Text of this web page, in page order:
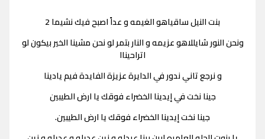
بنت النيل ساقياهو الغيمه و عداً اصبح فيك نشيما 2
ونحن النور شايللاهو عزيمه و النار بتمر لو نحن مشينا الخير بيكون لو
اتراحيناا
و نرجع تاني ندور في الدايرة عزيزة الفايدة فيم يادينا
جينا نخت في إيدينا الخضراء فوقك يا ارض الطيبين
جينا نخت إيدينا الخضراء فوقك يا ارض الطيبين.